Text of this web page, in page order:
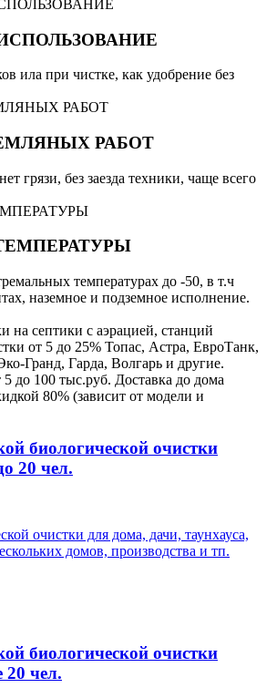
ила при чистке, как удобрение без
РАБОТ
грязи, без заезда техники, чаще всего
температурах до -50, в т.ч
наземное и подземное исполнение.
на септики с аэрацией, станций
от 5 до 25% Топас, Астра, ЕвроТанк,
Гранд, Гарда, Волгарь и другие.
до 100 тыс.руб. Доставка до дома
80% (зависит от модели и
биологической очистки
20 чел.
очистки для дома, дачи, таунхауса,
домов, производства и тп.
биологической очистки
чел.